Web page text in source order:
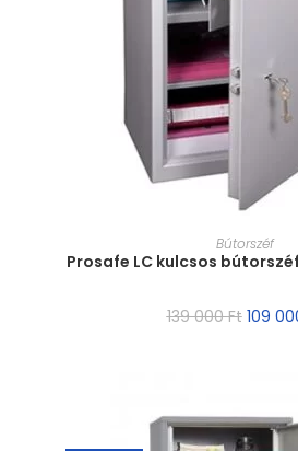
MÉRETBútorszéf
Prosafe LC kulcsos
139 000Ft 109